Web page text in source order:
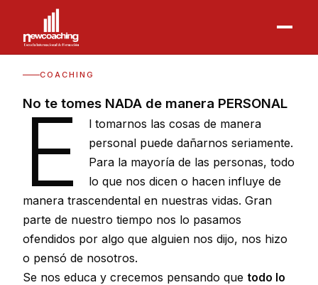
COACHING
No te tomes NADA de manera PERSONAL
E
l tomarnos las cosas de manera
personal puede dañarnos seriamente.
Para la mayoría de las personas, todo
lo que nos dicen o hacen influye de
manera trascendental en nuestras vidas. Gran
parte de nuestro tiempo nos lo pasamos
ofendidos por algo que alguien nos dijo, nos hizo
o pensó de nosotros.
Se nos educa y crecemos pensando que todo lo